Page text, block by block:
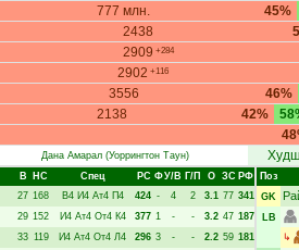
777 млн.
45%
2438
2909 +284
2902 +116
3556
46%
2138 42%
Дана Амарал (Уоррингтон Таун)
В НC Спец РC ФУ/В Г/П О ЗС РФ
27 168 В4 И4 Ат4 П4 424 - 4 2 3.1 77 341
29 152 И4 Ат4 От4 К4 377 1 - - 3.2 47 187
33 119 И4 Ат4 От4 Л4 296 3 - - 2.2 59 181
Поз
GK
LB
↳